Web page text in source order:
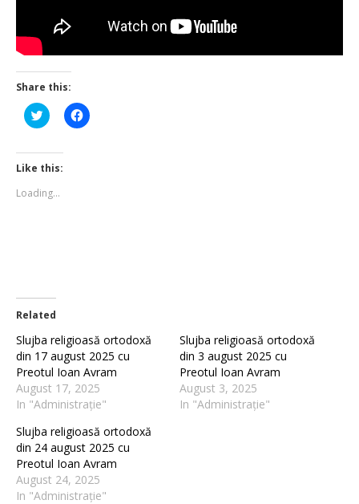
Share this:
Click
to
Twitter
(Opens
in
window)
Click
to
Like this:
Loading...
Related
Slujba religioasă ortodoxă
din 17 august 2025 cu
Preotul Ioan Avram
August 17, 2025
In "Administrație"
Slujba religioasă ortodoxă
din 3 august 2025 cu
Preotul Ioan Avram
August 3, 2025
In "Administrație"
Slujba religioasă ortodoxă
din 24 august 2025 cu
Preotul Ioan Avram
August 24, 2025
In "Administrație"